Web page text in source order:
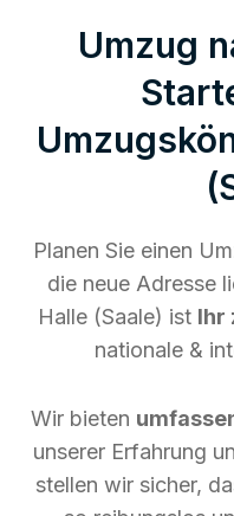
Umzug
Planen Sie einen
die neue Adresse
Halle (Saale) ist Ihr
nationale &
Wir bieten
unserer Erfahrung
stellen wir sicher,